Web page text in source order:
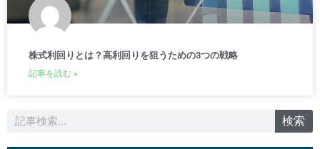
株式利回りとは？高利回りを狙うための3つの戦略
記事を読む »
検
検索